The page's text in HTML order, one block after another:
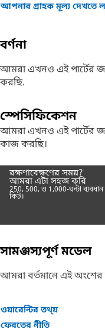
আপনার গ্রাহক মূল্য দেখতে
বর্ণনা
আমরা এখনও এই পার্টের
করছি.
স্পেসিফিকেশন
আমরা এখনও এই পার্টের
কাজ করছি।
রক্ষণাবেক্ষণের সময়?
আমরা এটা সহজ করি
250, 500, ও 1,000-ঘন্টা ব্যবধান
কিট।
সামঞ্জস্যপূর্ণ মডেল
আমরা বর্তমানে এই অংশের
ওয়ারেন্টির তথ্য়
ফেরতের নীতি